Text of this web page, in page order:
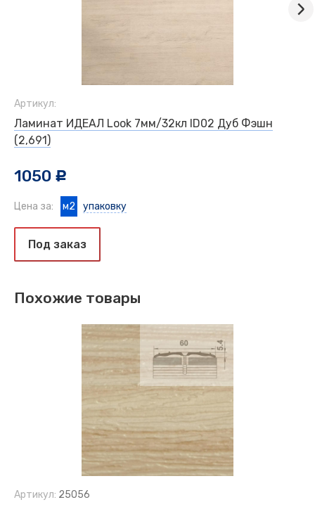
Артикул:
Ламинат ИДЕАЛ Look 7мм/32кл ID02 Дуб Фэшн
(2,691)
1050 c
Цена за: м2 упаковку
Под заказ
Похожие товары
Артикул: 25056